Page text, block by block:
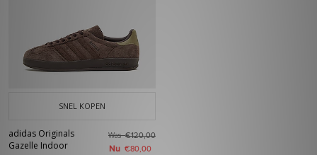
SNEL KOPEN
adidas Originals
Gazelle Indoor
Was€120,00
Nu €80,00